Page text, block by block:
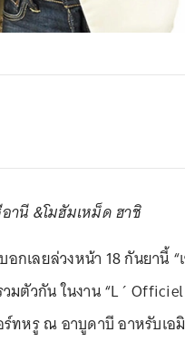
านี &โมฮัมเหม็ด ฮาชิ
กเลยล่วงหน้า 18 กันยานี้ “
วมตัวกัน ในงาน “L´
ร์ทหรู ณ อาบูดาบี อาหรับเอ